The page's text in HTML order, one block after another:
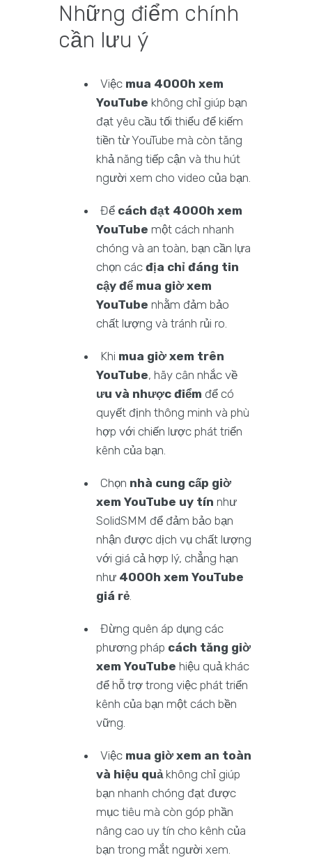
Những điểm chính
cần lưu ý
Việc mua 4000h xem
YouTube không chỉ giúp bạn
đạt yêu cầu tối thiểu để kiếm
tiền từ YouTube mà còn tăng
khả năng tiếp cận và thu hút
người xem cho video của bạn.
Để cách đạt 4000h xem
YouTube một cách nhanh
chóng và an toàn, bạn cần lựa
chọn cácđịa chỉ đáng tin
cậy để mua giờ xem
YouTube nhằm đảm bảo
chất lượng và tránh rủi ro.
Khi mua giờ xem trên
YouTube, hãy cân nhắc về
ưu và nhược điểm để có
quyết định thông minh và phù
hợp với chiến lược phát triển
kênh của bạn.
Chọn nhà cung cấp giờ
xem YouTube uy tín như
SolidSMM để đảm bảo bạn
nhận được dịch vụ chất lượng
với giá cả hợp lý, chẳng hạn
như 4000h xem YouTube
giá rẻ.
Đừng quên áp dụng các
phương pháp cách tăng giờ
xem YouTube hiệu quả khác
để hỗ trợ trong việc phát triển
kênh của bạn một cách bền
vững.
Việc mua giờ xem an toàn
và hiệu quảkhông chỉ giúp
bạn nhanh chóng đạt được
mục tiêu mà còn góp phần
nâng cao uy tín cho kênh của
bạn trong mắt người xem.